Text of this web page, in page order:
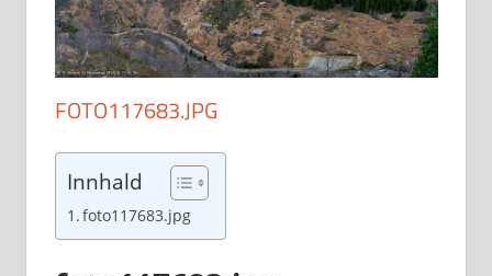
FOTO117683.JPG
Innhald
foto117683.jpg